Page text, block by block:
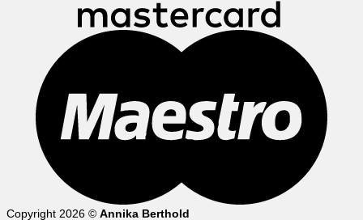
Copyright 2026 © Annika Berthold